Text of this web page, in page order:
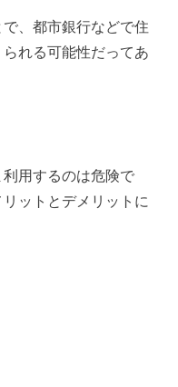
、都市銀行などで住
れる可能性だってあ
用するのは危険で
ットとデメリットに